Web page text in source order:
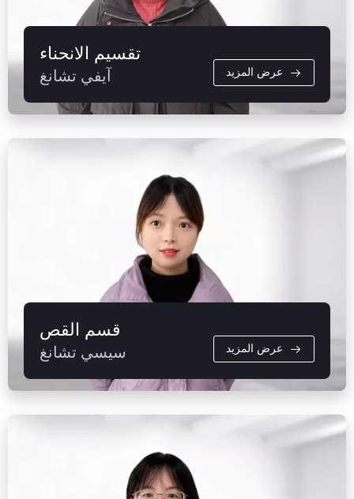
تقسيم الانحناء
آيفي تشانغ عرض المزيد
قسم القص
سيسي تشانغ عرض المزيد